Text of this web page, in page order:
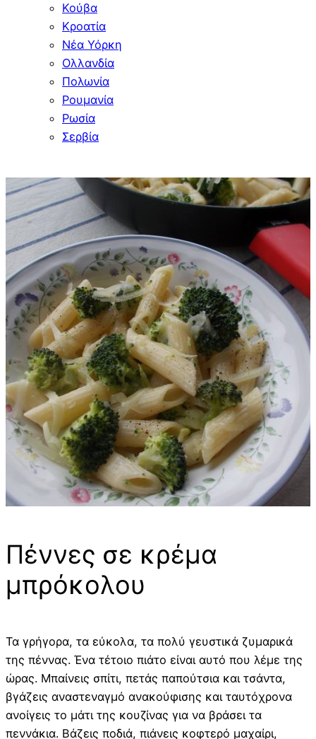
Κούβα
Κροατία
Νέα Υόρκη
Ολλανδία
Πολωνία
Ρουμανία
Ρωσία
Σερβία
Πέννες σε κρέμα
μπρόκολου
Τα γρήγορα, τα εύκολα, τα πολύ γευστικά ζυμαρικά
της πέννας. Ένα τέτοιο πιάτο είναι αυτό που λέμε της
ώρας. Μπαίνεις σπίτι, πετάς παπούτσια και τσάντα,
βγάζεις αναστεναγμό ανακούφισης και ταυτόχρονα
ανοίγεις το μάτι της κουζίνας για να βράσει τα
πεννάκια. Βάζεις ποδιά, πιάνεις κοφτερό μαχαίρι,